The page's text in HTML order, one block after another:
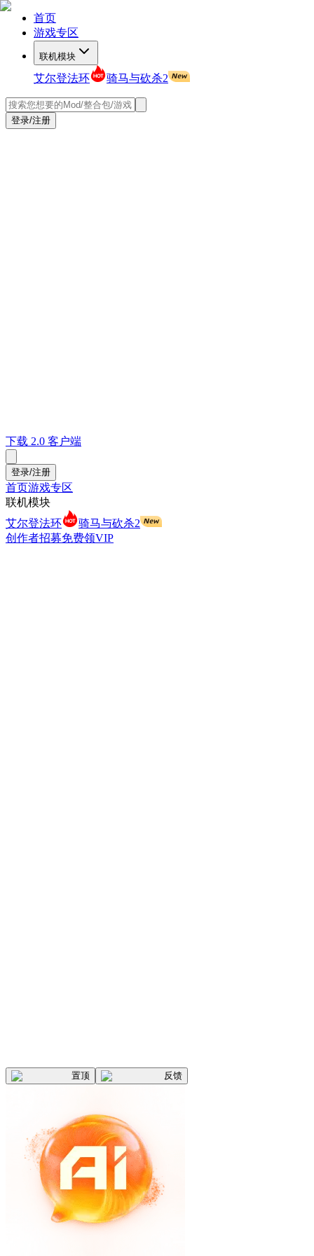
首页
游戏专区
联机模块
艾尔登法环 骑马与砍杀2
登录/注册
下载 2.0 客户端
登录/注册
首页游戏专区
联机模块
艾尔登法环
骑马与砍杀2
创作者招募免费领VIP
置顶 反馈